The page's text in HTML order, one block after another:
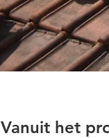
Vanuit het